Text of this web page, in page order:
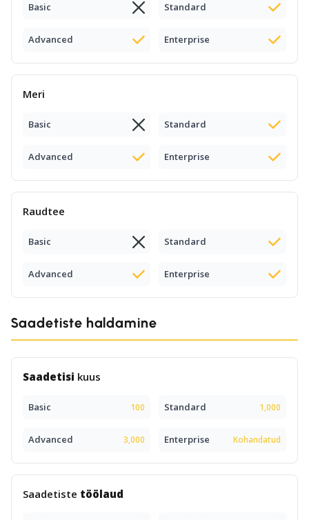
Basic Standard
Advanced Enterprise
Meri
Basic Standard
Advanced Enterprise
Raudtee
Basic Standard
Advanced Enterprise
Saadetiste haldamine
Saadetisi kuus
Basic 100 Standard 1,000
Advanced 3,000 Enterprise Kohandatud
Saadetiste töölaud